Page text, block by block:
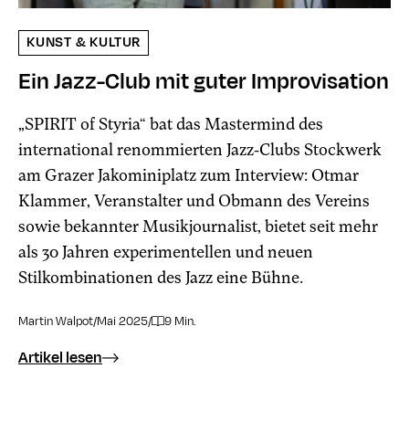
KUNST & KULTUR
Ein Jazz-Club mit guter Improvisation
„SPIRIT of Styria“ bat das Mastermind des
international renommierten Jazz-Clubs Stockwerk
am Grazer Jakominiplatz zum Interview: Otmar
Klammer, Veranstalter und Obmann des Vereins
sowie bekannter Musikjournalist, bietet seit mehr
als 30 Jahren experimentellen und neuen
Stilkombinationen des Jazz eine Bühne.
Martin Walpot/Mai 2025/ 9 Min.
Artikel lesen